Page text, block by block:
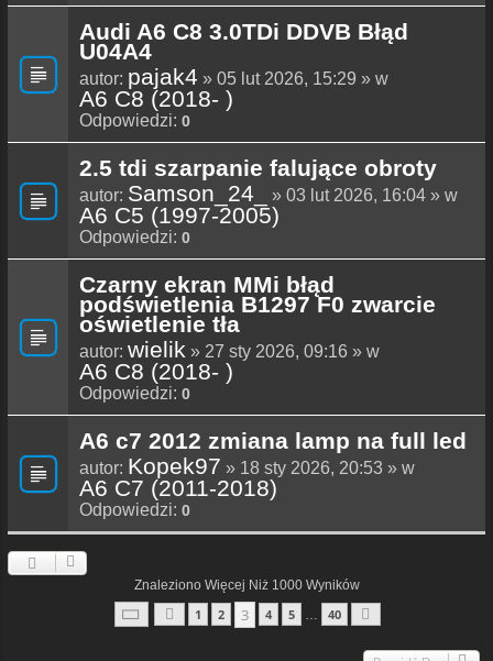
Audi A6 C8 3.0TDi DDVB Błąd
U04A4
autor: pajak4 » 05 lut 2026, 15:29 » w
A6 C8 (2018- )
Odpowiedzi: 0
2.5 tdi szarpanie falujące obroty
autor: Samson_24_ » 03 lut 2026, 16:04 » w
A6 C5 (1997-2005)
Odpowiedzi: 0
Czarny ekran MMi błąd
podświetlenia B1297 F0 zwarcie
oświetlenie tła
autor: wielik » 27 sty 2026, 09:16 » w
A6 C8 (2018- )
Odpowiedzi: 0
A6 c7 2012 zmiana lamp na full led
autor: Kopek97 » 18 sty 2026, 20:53 » w
A6 C7 (2011-2018)
Odpowiedzi: 0
Znaleziono Więcej Niż 1000 Wyników
Strona Z 40
Poprzednia
1 2 3 4 5 40